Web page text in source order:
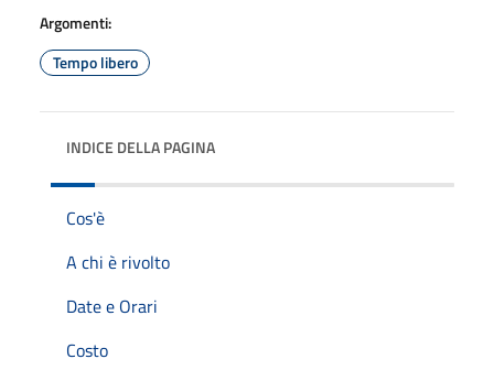
Argomenti:
Tempo libero
INDICE DELLA PAGINA
Cos'è
A chi è rivolto
Date e Orari
Costo